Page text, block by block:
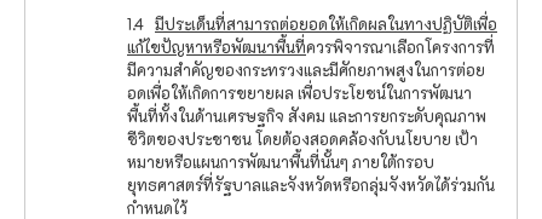
1.4 มีประเด็นที่สามารถต่อยอดให้เกิดผลในทางปฏิบัติเพื่อ
แก้ไขปัญหาหรือพัฒนาพื้นที่ควรพิจารณาเลือกโครงการที่
มีความสำคัญของกระทรวงและมีศักยภาพสูงในการต่อย
อดเพื่อให้เกิดการขยายผล เพื่อประโยชน์ในการพัฒนา
พื้นที่ทั้งในด้านเศรษฐกิจ สังคม และการยกระดับคุณภาพ
ชีวิตของประชาชน โดยต้องสอดคล้องกับนโยบาย เป้า
หมายหรือแผนการพัฒนาพื้นที่นั้นๆ ภายใต้กรอบ
ยุทธศาสตร์ที่รัฐบาลและจังหวัดหรือกลุ่มจังหวัดได้ร่วมกัน
กําหนดไว้